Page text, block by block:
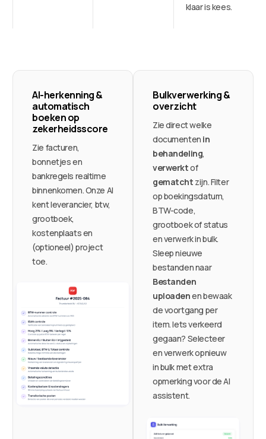
klaar is kees.
AI-herkenning &
automatisch
boeken op
zekerheidsscore
Zie facturen,
bonnetjes en
bankregels realtime
binnenkomen. Onze AI
kent leverancier, btw,
grootboek,
kostenplaats en
(optioneel) project
toe.
Bulkverwerking &
overzicht
Zie direct welke
documenten in
behandeling,
verwerktof
gematcht zijn. Filter
op boekingsdatum,
BTW-code,
grootboek of status
en verwerk in bulk.
Sleep nieuwe
bestanden naar
Bestanden
uploadenen bewaak
de voortgang per
item. Iets verkeerd
gegaan? Selecteer
en verwerk opnieuw
in bulk met extra
opmerking voor de AI
assistent.